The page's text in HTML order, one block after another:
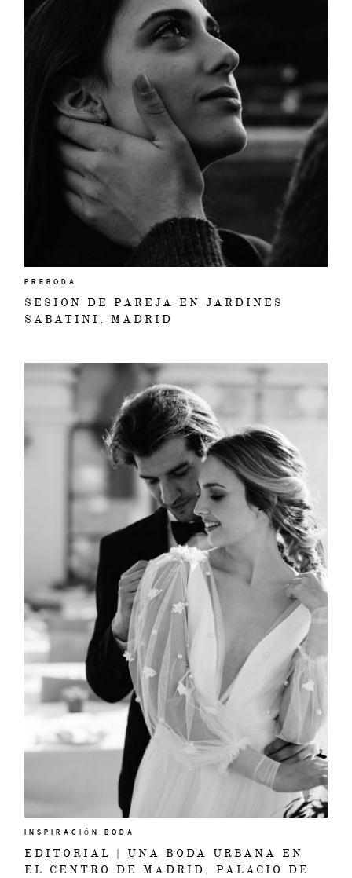
PREBODA
SESION DE PAREJA EN JARDINES
SABATINI, MADRID
INSPIRACIÓN BODA
EDITORIAL | UNA BODA URBANA EN
EL CENTRO DE MADRID, PALACIO DE